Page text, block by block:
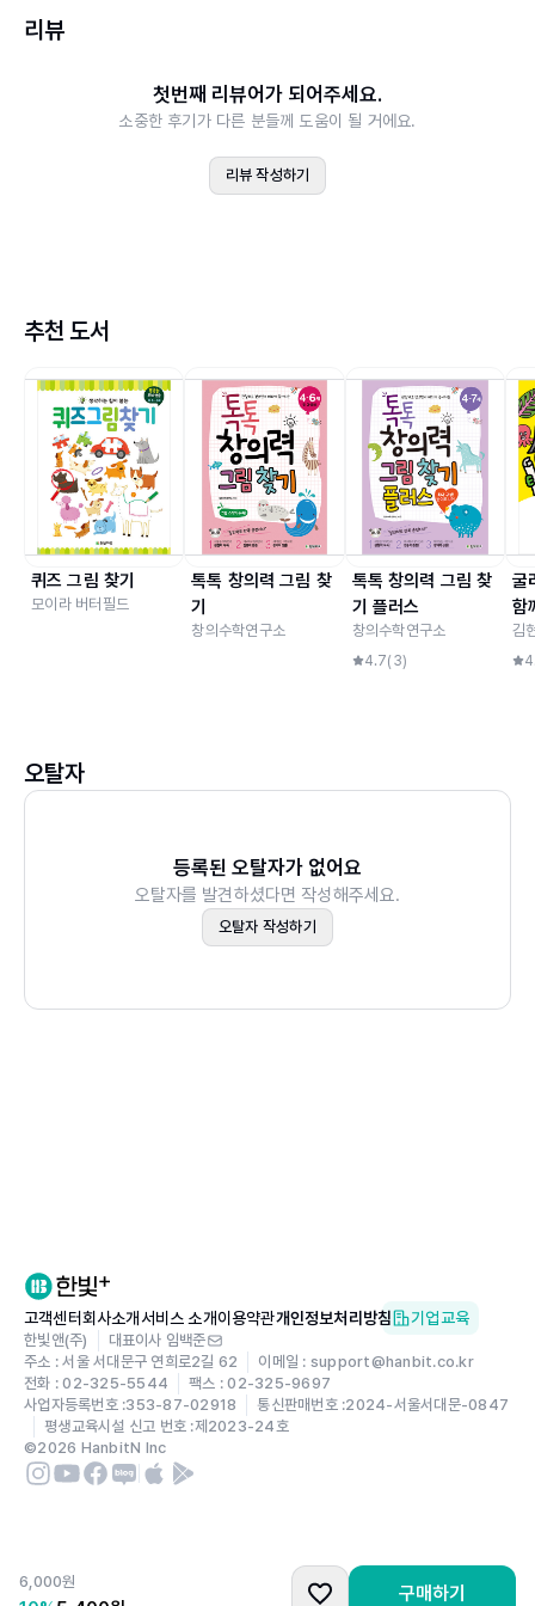
리뷰
첫번째 리뷰어가 되어주세요.
소중한 후기가 다른 분들께 도움이 될 거에요.
리뷰 작성하기
추천 도서
퀴즈 그림 찾기
모이라 버터필드
톡톡 창의력 그림 찾
기
창의수학연구소
톡톡 창의력 그림 찾
기 플러스
창의수학연구소
4.7( 3)
굴
함
김
오탈자
등록된 오탈자가 없어요
오탈자를 발견하셨다면 작성해주세요.
오탈자 작성하기
6,000원
구매하기
고객센터회사소개서비스 소개이용약관개인정보처리방침 기업교육
한빛앤(주)
대표이사 임백준
주소 : 서울 서대문구 연희로2길 62
이메일 : support@hanbit.co.kr
전화 : 02-325-5544
팩스 : 02-325-9697
사업자등록번호 :353-87-02918 통신판매번호 :2024-서울서대문-0847
평생교육시설 신고 번호 :제2023-24호
©2026 HanbitN Inc